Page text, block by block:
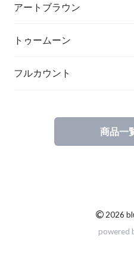
アートブラウン
トゥームーン
フルカウント
商品一
© 2026
powered